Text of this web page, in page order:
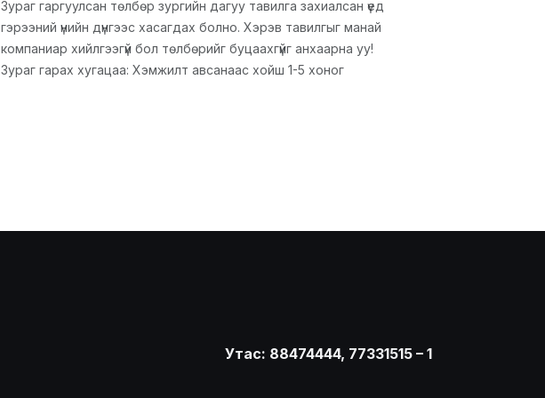
Зураг гаргуулсан төлбөр зургийн дагуу тавилга захиалсан үед
гэрээний үнийн дүнгээс хасагдах болно. Хэрэв тавилгыг манай
компаниар хийлгээгүй бол төлбөрийг буцаахгүйг анхаарна уу!
Зураг гарах хугацаа: Хэмжилт авсанаас хойш 1-5 хоног
Утас: 88474444, 77331515 – 1